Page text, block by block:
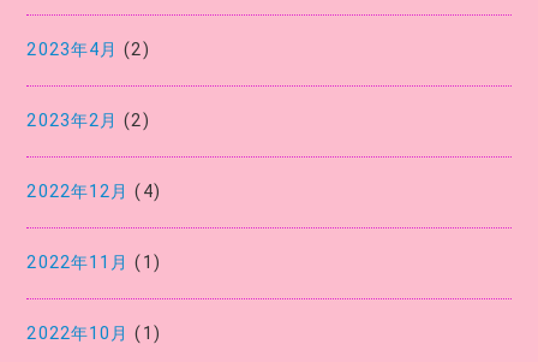
2023年4月 (2)
2023年2月 (2)
2022年12月 (4)
2022年11月 (1)
2022年10月 (1)